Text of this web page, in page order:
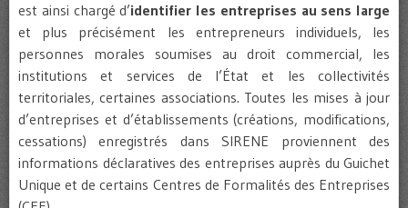
est ainsi chargé d’identifier les entreprises au sens large
et plus précisément les entrepreneurs individuels, les
personnes morales soumises au droit commercial, les
institutions et services de l’État et les collectivités
territoriales, certaines associations. Toutes les mises à jour
d’entreprises et d’établissements (créations, modifications,
cessations) enregistrés dans SIRENE proviennent des
informations déclaratives des entreprises auprès du Guichet
Unique et de certains Centres de Formalités des Entreprises